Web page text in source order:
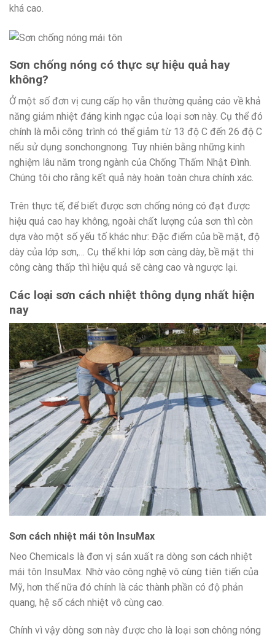
khá cao.
Sơn chống nóng có thực sự hiệu quả hay
không?
Ở một số đơn vị cung cấp họ vẫn thường quảng cáo về khả
năng giảm nhiệt đáng kinh ngạc của loại sơn này. Cụ thể đó
chính là mỗi công trình có thể giảm từ 13 độ C đến 26 độ C
nếu sử dụng sonchongnong. Tuy nhiên bằng những kinh
nghiệm lâu năm trong ngành của Chống Thấm Nhật Đình.
Chúng tôi cho rằng kết quả này hoàn toàn chưa chính xác.
Trên thực tế, để biết được sơn chống nóng có đạt được
hiệu quả cao hay không, ngoài chất lượng của sơn thì còn
dựa vào một số yếu tố khác như: Đặc điểm của bề mặt, độ
dày của lớp sơn,… Cụ thể khi lớp sơn càng dày, bề mặt thi
công càng thấp thì hiệu quả sẽ càng cao và ngược lại.
Các loại sơn cách nhiệt thông dụng nhất hiện
nay
Sơn cách nhiệt mái tôn InsuMax
Neo Chemicals là đơn vị sản xuất ra dòng sơn cách nhiệt
mái tôn InsuMax. Nhờ vào công nghệ vô cùng tiên tiến của
Mỹ, hơn thế nữa đó chính là các thành phần có độ phản
quang, hệ số cách nhiệt vô cùng cao.
Chính vì vậy dòng sơn này được cho là loại sơn chông nóng